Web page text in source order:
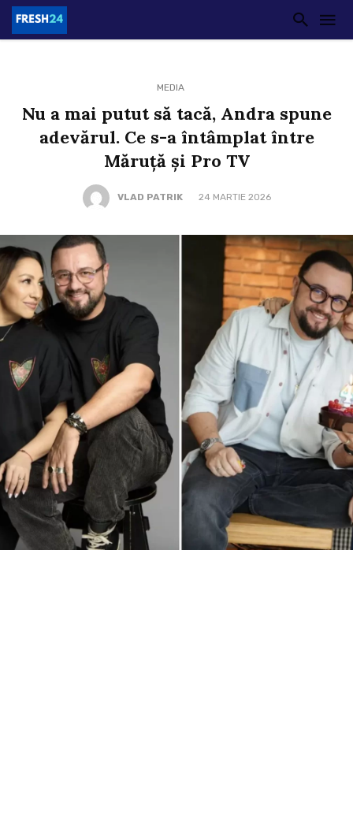
MEDIA
Nu a mai putut să tacă, Andra spune
adevărul. Ce s-a întâmplat între
Măruță și Pro TV
VLAD PATRIK 24 MARTIE 2026